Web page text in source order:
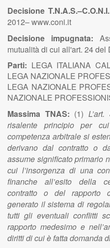
Decisione
2012– www.coni.it
Decisione impugnata:
mutualità di cui all'art. 24 del
Parti: LEGA ITALIANA
LEGA NAZIONALE
LEGA NAZIONALE
NAZIONALE
Massima TNAS: (1)
risalente principio per
competenza arbitrale si
derivano dal contratto o
assume significato primario
cui l’insorgenza di una
finanche all’esito della
contratto o del rapporto
generato il sistema di
tutti gli eventuali conflitti
rapporto medesimo e
diritti di cui è fatta domanda